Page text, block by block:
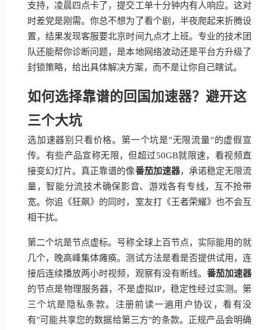
支持，凌晨四点卡了，提交工单十分钟内有人响应。这对
时差党是刚需。你总不想为了看个剧，半夜爬起来折腾设
置，结果发现客服要北京时间九点才上班。专业的技术团
队还能帮你诊断问题，是本地网络波动还是平台方升级了
封锁策略，给出具体解决方案，而不是让你自己瞎试。
如何选择靠谱的回国加速器？避开这
三个大坑
选加速器别只看价格。第一个坑是"无限流量"的虚假宣
传。有些产品宣称无限，但超过50GB就限速，看视频直
接变幻灯片。真正靠谱的像番茄加速器，承诺稳定无限流
量，智能分流技术确保影音、游戏各有专线，互不抢带
宽。你追《狂飙》的同时，室友打《王者荣耀》也不会互
相干扰。
第二个坑是节点虚标。号称全球上百节点，实际能用的就
几个，晚高峰集体瘫痪。测试方法是看是否提供试用，连
接后连续播放两小时视频，观察有没有断线。 番茄加速器
的节点是物理服务器，不是虚拟IP，稳定性经过实测。第
三个坑是隐私条款。注册前读一遍用户协议，看有没
有"可能共享您的数据给第三方"的条款。正规产品会明确